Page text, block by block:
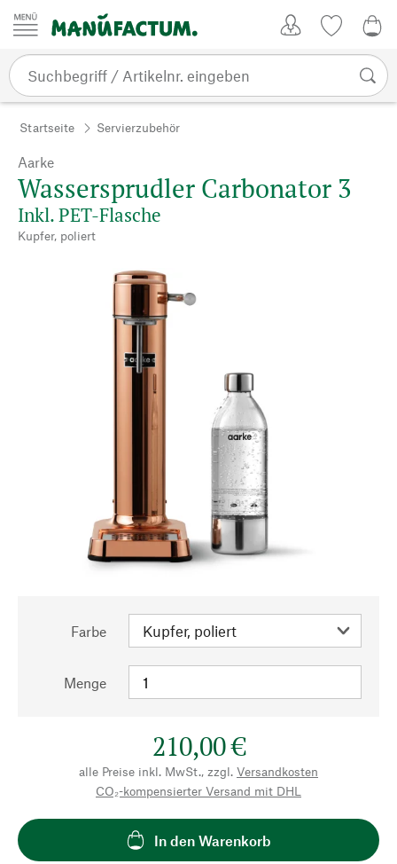
Zum Inhalt springen
Startseite Servierzubehör
Aarke
Wassersprudler Carbonator 3
Inkl. PET-Flasche
Kupfer, poliert
Farbe
Menge
210,00 €
alle Preise inkl. MwSt., zzgl. Versandkosten
CO₂-kompensierter Versand mit DHL
In den Warenkorb